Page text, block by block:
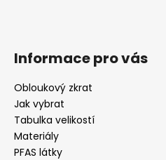
Informace pro vás
Obloukový zkrat
Jak vybrat
Tabulka velikostí
Materiály
PFAS látky